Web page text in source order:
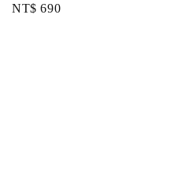
Regular
NT$ 690